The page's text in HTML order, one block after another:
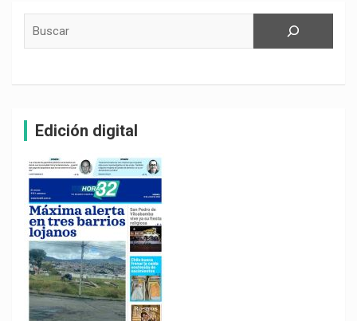
Edición digital